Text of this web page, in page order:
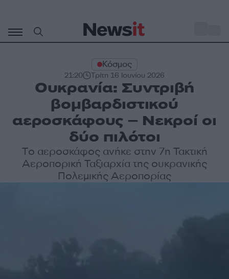
περιεχόμενο
Κόσμος
21:20 Τρίτη 16 Ιουνίου 2026
Ουκρανία: Συντριβή
βομβαρδιστικού
αεροσκάφους – Νεκροί οι
δύο πιλότοι
Tο αεροσκάφος ανήκε στην 7η Τακτική
Αεροπορική Ταξιαρχία της ουκρανικής
Πολεμικής Αεροπορίας